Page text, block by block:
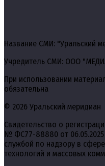
Название СМИ: "Уральский
Учредитель СМИ: ООО
При использовании
обязательна
© 2026 Уральский меридиан
Свидетельство о
№ ФС77-88880 от
службой по надзору в
технологий и массовых